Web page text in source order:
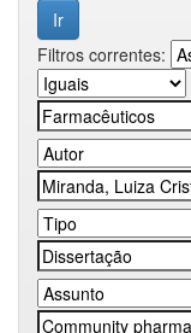
Filtros correntes: